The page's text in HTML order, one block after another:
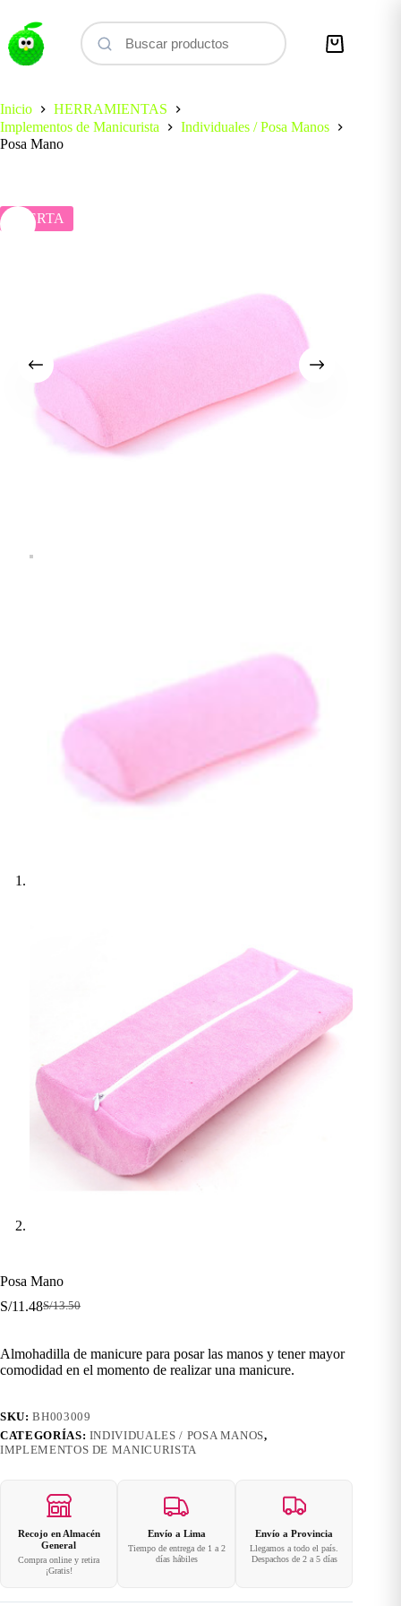
contenido
Carro
Inicio
HERRAMIENTAS
Implementos de Manicurista
Individuales / Posa Manos
Posa Mano
OFERTA
Posa Mano
S/13.50
El
era:
S/13.50.
S/11.48El
es:
S/11.48.
Almohadilla de manicure para posar las manos y tener mayor
comodidad en el momento de realizar una manicure.
SKU:BH003009
CATEGORÍAS: INDIVIDUALES / POSA MANOS,
IMPLEMENTOS DE MANICURISTA
Recojo en Almacén
General
Compra online y retira
¡Gratis!
Envío a Lima
Tiempo de entrega de 1 a 2
días hábiles
Envío a Provincia
Llegamos a todo el país.
Despachos de 2 a 5 días